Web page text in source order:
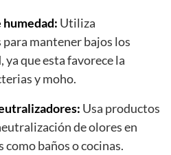
Utiliza
mantener bajos los
ya que esta favorece la
y moho.
Usa productos
de olores en
baños o cocinas.